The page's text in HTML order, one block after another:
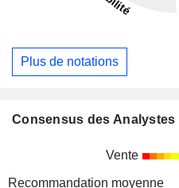
Plus de notations
Consensus des Analystes
Vente
Recommandation moyenne